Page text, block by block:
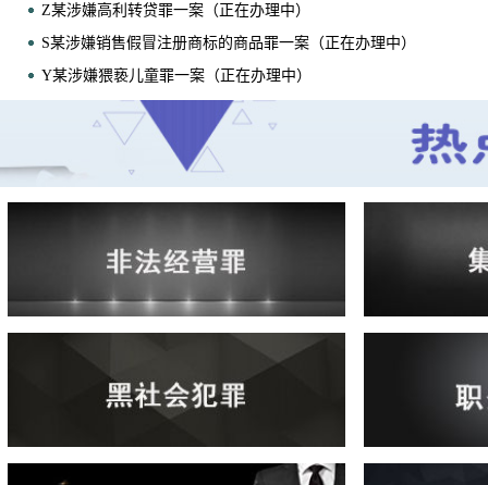
Z某涉嫌高利转贷罪一案（正在办理中）
S某涉嫌销售假冒注册商标的商品罪一案（正在办理中）
Y某涉嫌猥亵儿童罪一案（正在办理中）
​Q某涉嫌组织、领导传销活动罪一案（正在办理中）
Q某涉嫌非法存储危险物质罪一案（正在办理中）
C某涉嫌提供侵入、非法控制计算机信息系统程序、工具罪一案（
办理中）
W某涉嫌传播淫秽物品牟利罪一案（正在办理中）